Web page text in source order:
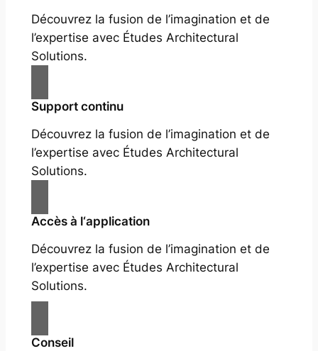
Découvrez la fusion de l’imagination et de
l’expertise avec Études Architectural
Solutions.
Support continu
Découvrez la fusion de l’imagination et de
l’expertise avec Études Architectural
Solutions.
Accès à l‘application
Découvrez la fusion de l’imagination et de
l’expertise avec Études Architectural
Solutions.
Conseil